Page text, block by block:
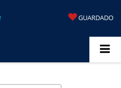
GUARDADO